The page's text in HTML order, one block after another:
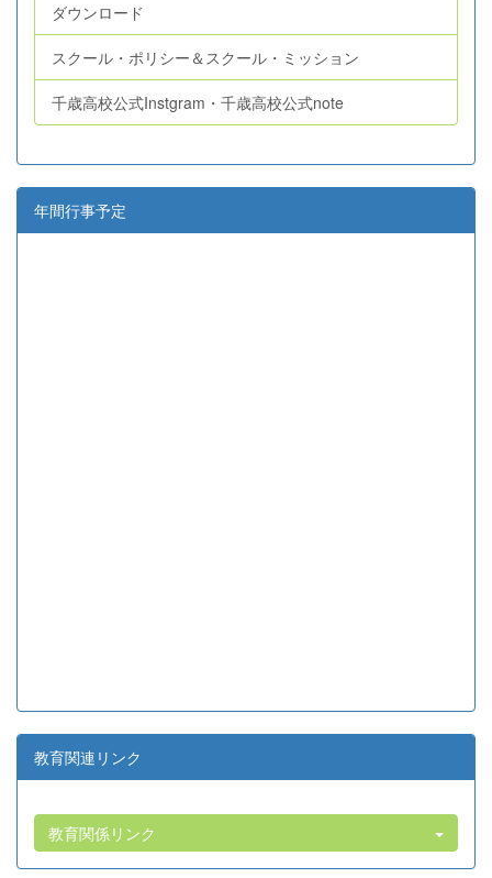
ダウンロード
スクール・ポリシー＆スクール・ミッション
千歳高校公式Instgram・千歳高校公式note
年間行事予定
教育関連リンク
教育関係リンク